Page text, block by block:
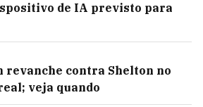
de IA previsto para
revanche contra Shelton no
veja quando